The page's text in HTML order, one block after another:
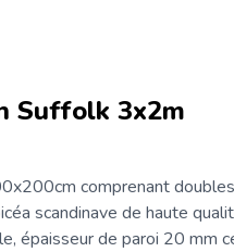
Suffolk 3x2m
comprenant
scandinave de haute
épaisseur de paroi 20 mm